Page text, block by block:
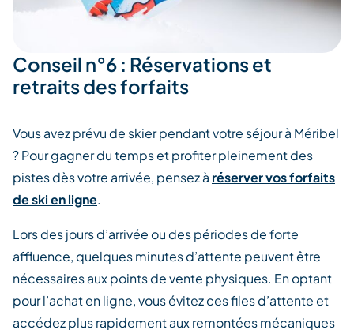
Conseil n°6 : Réservations et
retraits des forfaits
Vous avez prévu de skier pendant votre séjour à Méribel
? Pour gagner du temps et profiter pleinement des
pistes dès votre arrivée, pensez à réserver vos forfaits
de ski en ligne.
Lors des jours d’arrivée ou des périodes de forte
affluence, quelques minutes d’attente peuvent être
nécessaires aux points de vente physiques. En optant
pour l’achat en ligne, vous évitez ces files d’attente et
accédez plus rapidement aux remontées mécaniques